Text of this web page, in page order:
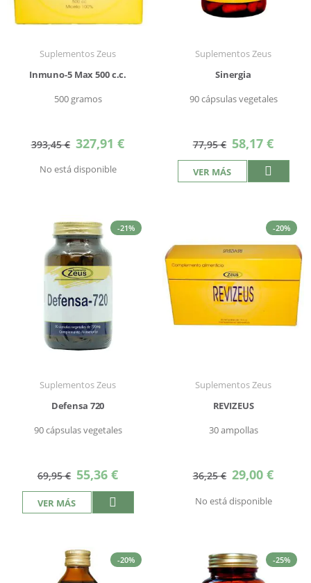
Suplementos Zeus
Inmuno-5 Max 500 c.c.
500 gramos
393,45 € Precio
especial
327,91 €
No está disponible
Suplementos Zeus
Sinergia
90 cápsulas vegetales
77,95 € Precio
especial
58,17 €
VER MÁS
-21%
Suplementos Zeus
Defensa 720
90 cápsulas vegetales
69,95 € Precio
especial
55,36 €
VER MÁS
-20%
Suplementos Zeus
REVIZEUS
30 ampollas
36,25 € Precio
especial
29,00 €
No está disponible
-20% -25%